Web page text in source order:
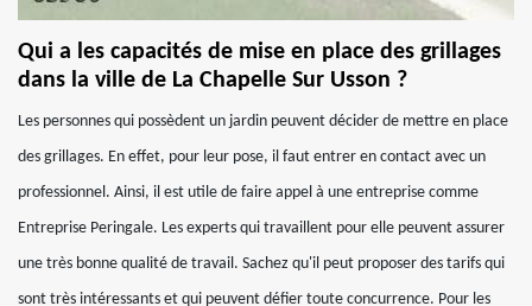
Qui a les capacités de mise en place des grillages
dans la ville de La Chapelle Sur Usson ?
Les personnes qui possèdent un jardin peuvent décider de mettre en place
des grillages. En effet, pour leur pose, il faut entrer en contact avec un
professionnel. Ainsi, il est utile de faire appel à une entreprise comme
Entreprise Peringale. Les experts qui travaillent pour elle peuvent assurer
une très bonne qualité de travail. Sachez qu'il peut proposer des tarifs qui
sont très intéressants et qui peuvent défier toute concurrence. Pour les